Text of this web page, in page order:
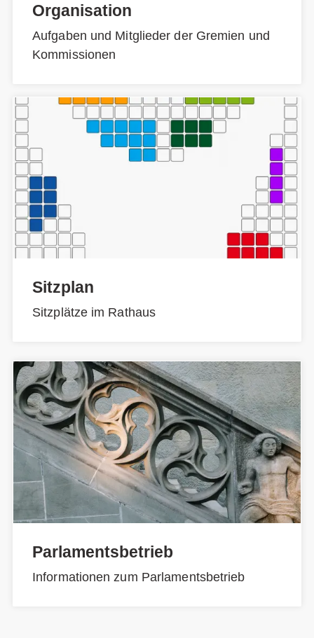
Organisation
Aufgaben und Mitglieder der Gremien und
Kommissionen
Sitzplan
Sitzplätze im Rathaus
Parlamentsbetrieb
Informationen zum Parlamentsbetrieb